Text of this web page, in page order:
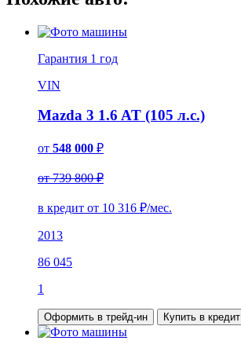
Гарантия 1 год
VIN
Mazda 3 1.6 AT (105 л.с.)
от 548 000 ₽
от 739 800 ₽
в кредит от 10 316 ₽/мес.
2013
86 045
1
Оформить в трейд-ин Купить в кредит